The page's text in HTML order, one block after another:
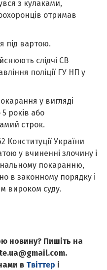
з кулаками,
отримав
під вартою.
слідчі СВ
поліції ГУ НП у
у вигляді
років або
строк.
Конституції України
у вчиненні злочину і
покаранню,
в законному порядку і
вироком суду.
новину? Пишіть на
в Твіттер і